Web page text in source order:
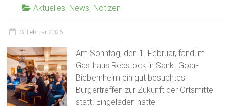
Aktuelles, News, Notizen
3. Februar 2026
Am Sonntag, den 1. Februar, fand im
Gasthaus Rebstock in Sankt Goar-
Biebernheim ein gut besuchtes
Bürgertreffen zur Zukunft der Ortsmitte
statt. Eingeladen hatte